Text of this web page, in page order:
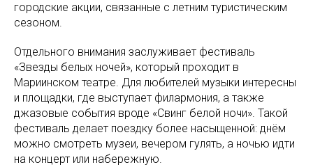
городские акции, связанные с летним туристическим
сезоном.
Отдельного внимания заслуживает фестиваль
«Звезды белых ночей», который проходит в
Мариинском театре. Для любителей музыки интересны
и площадки, где выступает филармония, а также
джазовые события вроде «Свинг белой ночи». Такой
фестиваль делает поездку более насыщенной: днём
можно смотреть музеи, вечером гулять, а ночью идти
на концерт или набережную.